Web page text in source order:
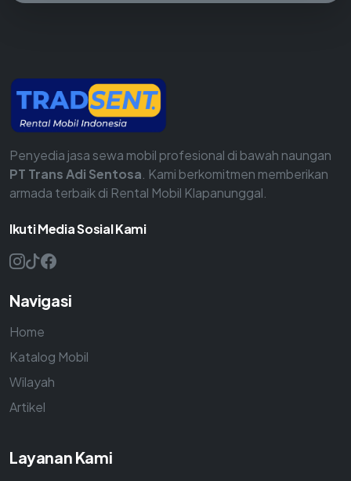
Penyedia jasa sewa mobil profesional di bawah naungan
PT Trans Adi Sentosa. Kami berkomitmen memberikan
armada terbaik di Rental Mobil Klapanunggal.
Ikuti Media Sosial Kami
Navigasi
Home
Katalog Mobil
Wilayah
Artikel
Layanan Kami